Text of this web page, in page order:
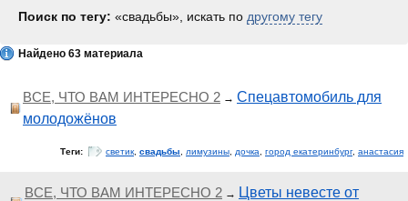
Поиск по тегу: «свадьбы», искать по другому тегу
Найдено 63 материала
ВСЕ, ЧТО ВАМ ИНТЕРЕСНО 2 → Спецавтомобиль для
молодожёнов
Теги: светик свадьбы лимузины дочка город екатеринбург, анастасия
ВСЕ, ЧТО ВАМ ИНТЕРЕСНО 2 → Цветы невесте от